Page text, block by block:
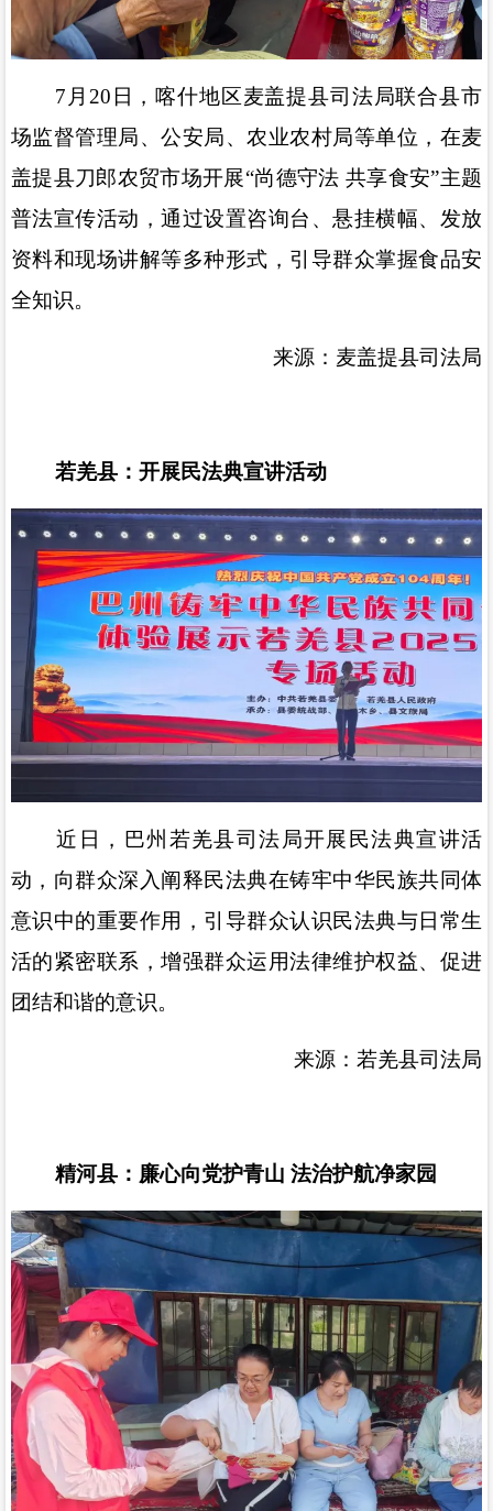
7 月 20 日，喀什地区麦盖提县司法局联合县市
场监督管理局、公安局、农业农村局等单位，在麦
盖提县刀郎农贸市场开展“尚德守法 共享食安”主题
普法宣传活动，通过设置咨询台、悬挂横幅、发放
资料和现场讲解等多种形式，引导群众掌握食品安
全知识。
来源：麦盖提县司法局
若羌县：开展民法典宣讲活动
近日，巴州 若羌县司法局开展 民法典宣讲活
动，向群众深入阐释民法典在铸牢中华民族共同体
意识中的重要作用，引导群众认识民法典与日常生
活的紧密联系，增强群众运用法律维护权益、促进
团结和谐的意识。
来源：若羌县司法局
精河县：廉心向党护青山 法治护航净家园